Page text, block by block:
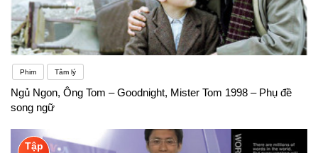
Phim Tâm lý
Ngủ Ngon, Ông Tom – Goodnight, Mister Tom 1998 – Phụ đề
song ngữ
Tập